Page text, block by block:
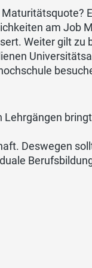
am Job
Weiter gilt zu
Deswegen